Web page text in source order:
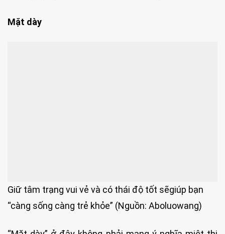
Mặt dày
Giữ tâm trạng vui vẻ và có thái độ tốt sẽgiúp bạn
“càng sống càng trẻ khỏe” (Nguồn: Aboluowang)